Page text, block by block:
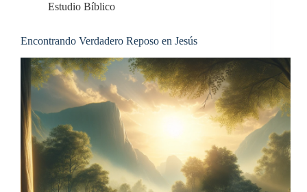
Estudio Bíblico
Encontrando Verdadero Reposo en Jesús